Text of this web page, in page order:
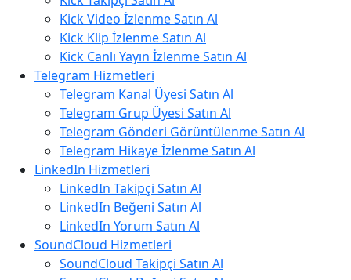
Kick Video İzlenme Satın Al
Kick Klip İzlenme Satın Al
Kick Canlı Yayın İzlenme Satın Al
Telegram Hizmetleri
Telegram Kanal Üyesi Satın Al
Telegram Grup Üyesi Satın Al
Telegram Gönderi Görüntülenme Satın Al
Telegram Hikaye İzlenme Satın Al
LinkedIn Hizmetleri
LinkedIn Takipçi Satın Al
LinkedIn Beğeni Satın Al
LinkedIn Yorum Satın Al
SoundCloud Hizmetleri
SoundCloud Takipçi Satın Al